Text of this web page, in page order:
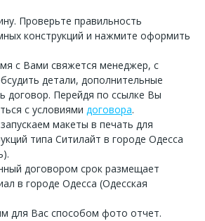
Проверьте правильность
конструкций и нажмите оформить
с Вами свяжется менеджер, с
детали, дополнительные
договор. Перейдя по ссылке Вы
с условиями договора.
макеты в печать для
типа Ситилайт в городе Одесса
договором срок размещает
в городе Одесса (Одесская
для Вас способом фото отчет.